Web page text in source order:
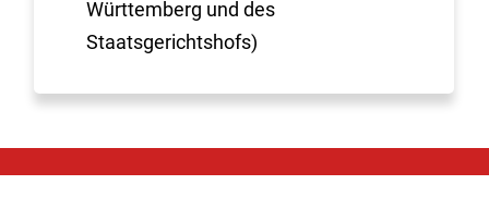
Württemberg und des
Staatsgerichtshofs)